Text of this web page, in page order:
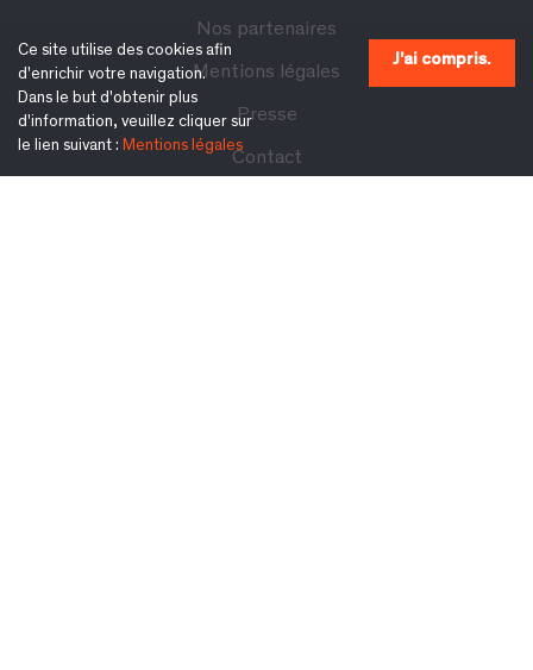
Ce site utilise des cookies afin
d'enrichir votre navigation.
Dans le but d'obtenir plus
d'information, veuillez cliquer sur
le lien suivant : Mentions légales
J'ai compris.
Nos partenaires
Mentions légales
Presse
Contact